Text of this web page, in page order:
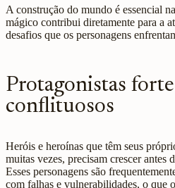
A construção do mundo é essencial
mágico contribui diretamente para a
desafios que os personagens
Protagonistas
conflituosos
Heróis e heroínas que têm seus
muitas vezes, precisam crescer antes
Esses personagens são
com falhas e vulnerabilidades, o que